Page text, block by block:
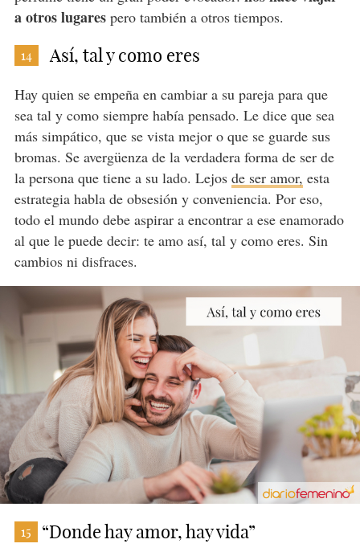
a otros lugarespero también a otros tiempos.
14 Así, tal y como eres
Hay quien se empeña en cambiar a su pareja para que
sea tal y como siempre había pensado. Le dice que sea
más simpático, que se vista mejor o que se guarde sus
bromas. Se avergüenza de la verdadera forma de ser de
la persona que tiene a su lado. Lejos de ser amor, esta
estrategia habla de obsesión y conveniencia. Por eso,
todo el mundo debe aspirar a encontrar a ese enamorado
al que le puede decir: te amo así, tal y como eres. Sin
cambios ni disfraces.
15 “Donde hay amor, hay vida”